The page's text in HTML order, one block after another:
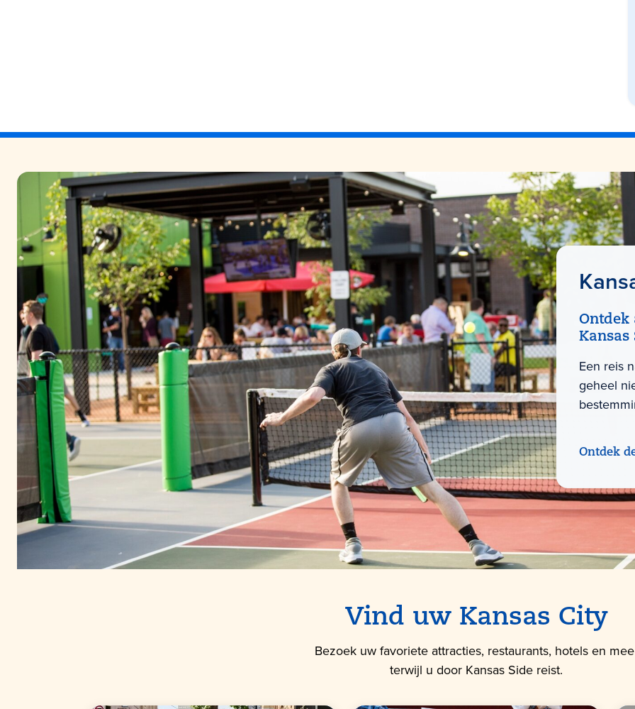
Ontdek
Kansas
Een reis
geheel
Ontdek
Vind uw Kansas City
Bezoek uw favoriete attracties, restaurants, hotels en
terwijl u door Kansas Side reist.